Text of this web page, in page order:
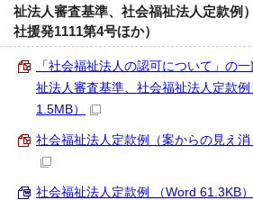
祉法人審査基準、社会福祉法人定款例
社援発1111第4号ほか）
「社会福祉法人の認可について」の
祉法人審査基準、社会福祉法人定款
1.5MB）
社会福祉法人定款例（案からの見え消
社会福祉法人定款例 （Word 61.3KB）